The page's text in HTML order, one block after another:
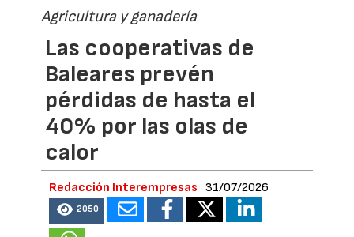
Agricultura y ganadería
Las cooperativas de
Baleares prevén
pérdidas de hasta el
40% por las olas de
calor
Redacción Interempresas 31/07/2026
2050